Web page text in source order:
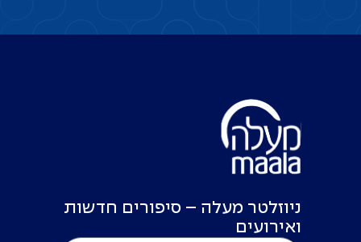
ניוזלטר מעלה – סיפורים חדשות
ואירועים